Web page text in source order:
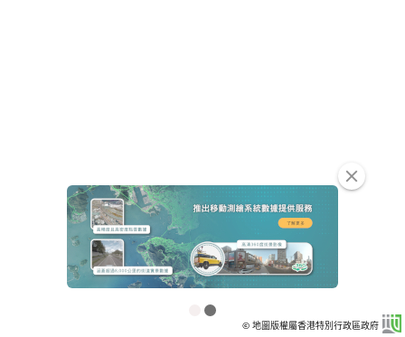
© 地圖版權屬香港特別行政區政府
clear